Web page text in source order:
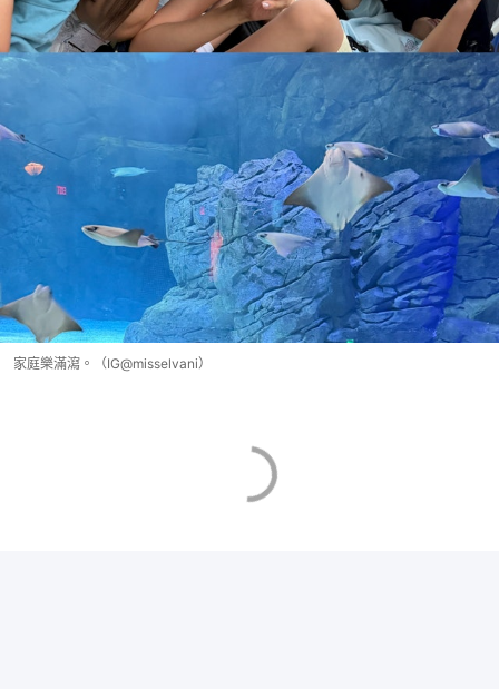
家庭樂滿瀉。（IG@misselvani）